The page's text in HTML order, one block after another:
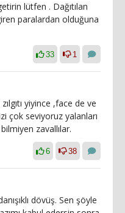
lütfen . Dağıtılan
paralardan olduğuna
33 1
yiyince ,face de ve
çok seviyoruz yalanları
zavallılar.
6 38
dövüş. Sen şöyle